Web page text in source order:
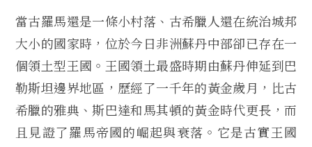
當古羅馬還是一條小村落、古希臘人還在統治城邦
大小的國家時，位於今日非洲蘇丹中部卻已存在一
個領土型王國。王國領土最盛時期由蘇丹伸延到巴
勒斯坦邊界地區，歷經了一千年的黃金歲月，比古
希臘的雅典、斯巴達和馬其頓的黃金時代更長，而
且見證了羅馬帝國的崛起與衰落。它是古實王國